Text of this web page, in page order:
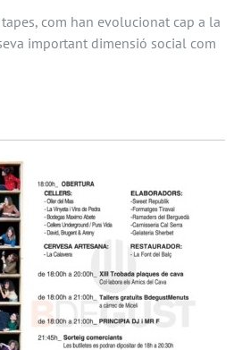
com han evolucionat cap a la
important dimensió social com